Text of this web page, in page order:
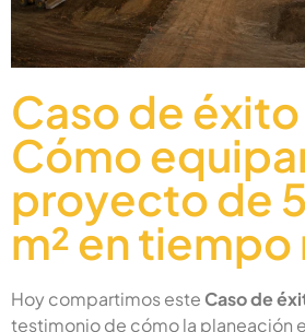
Caso de
Cómo
proyecto de
m² en
Hoy compartimos este Caso de
testimonio de cómo la planeación